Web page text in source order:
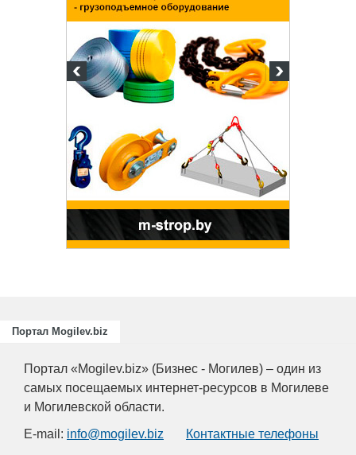
Портал Mogilev.biz
Портал «Mogilev.biz» (Бизнес - Могилев) – один из
самых посещаемых интернет-ресурсов в Могилеве
и Могилевской области.
E-mail: info@mogilev.biz Контактные телефоны